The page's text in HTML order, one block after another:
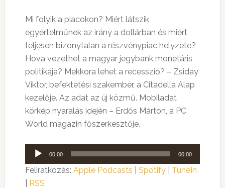
Mi folyik a piacokon? Miért látszik
egyértelműnek az irány a dollárban és miért
teljesen bizonytalan a részvénypiac helyzete?
Hova vezethet a magyar jegybank monetáris
politikája? Mekkora lehet a recesszió? – Zsiday
Viktor, befektetési szakember, a Citadella Alap
kezelője. Az adat az új közmű. Mobiladat
körkép nyaralás idején – Erdős Márton, a PC
World magazin főszerkesztője.
Audió
lejátszó
00:00 00:00
Feliratkozás: Apple Podcasts Spotify| TuneIn
RSS